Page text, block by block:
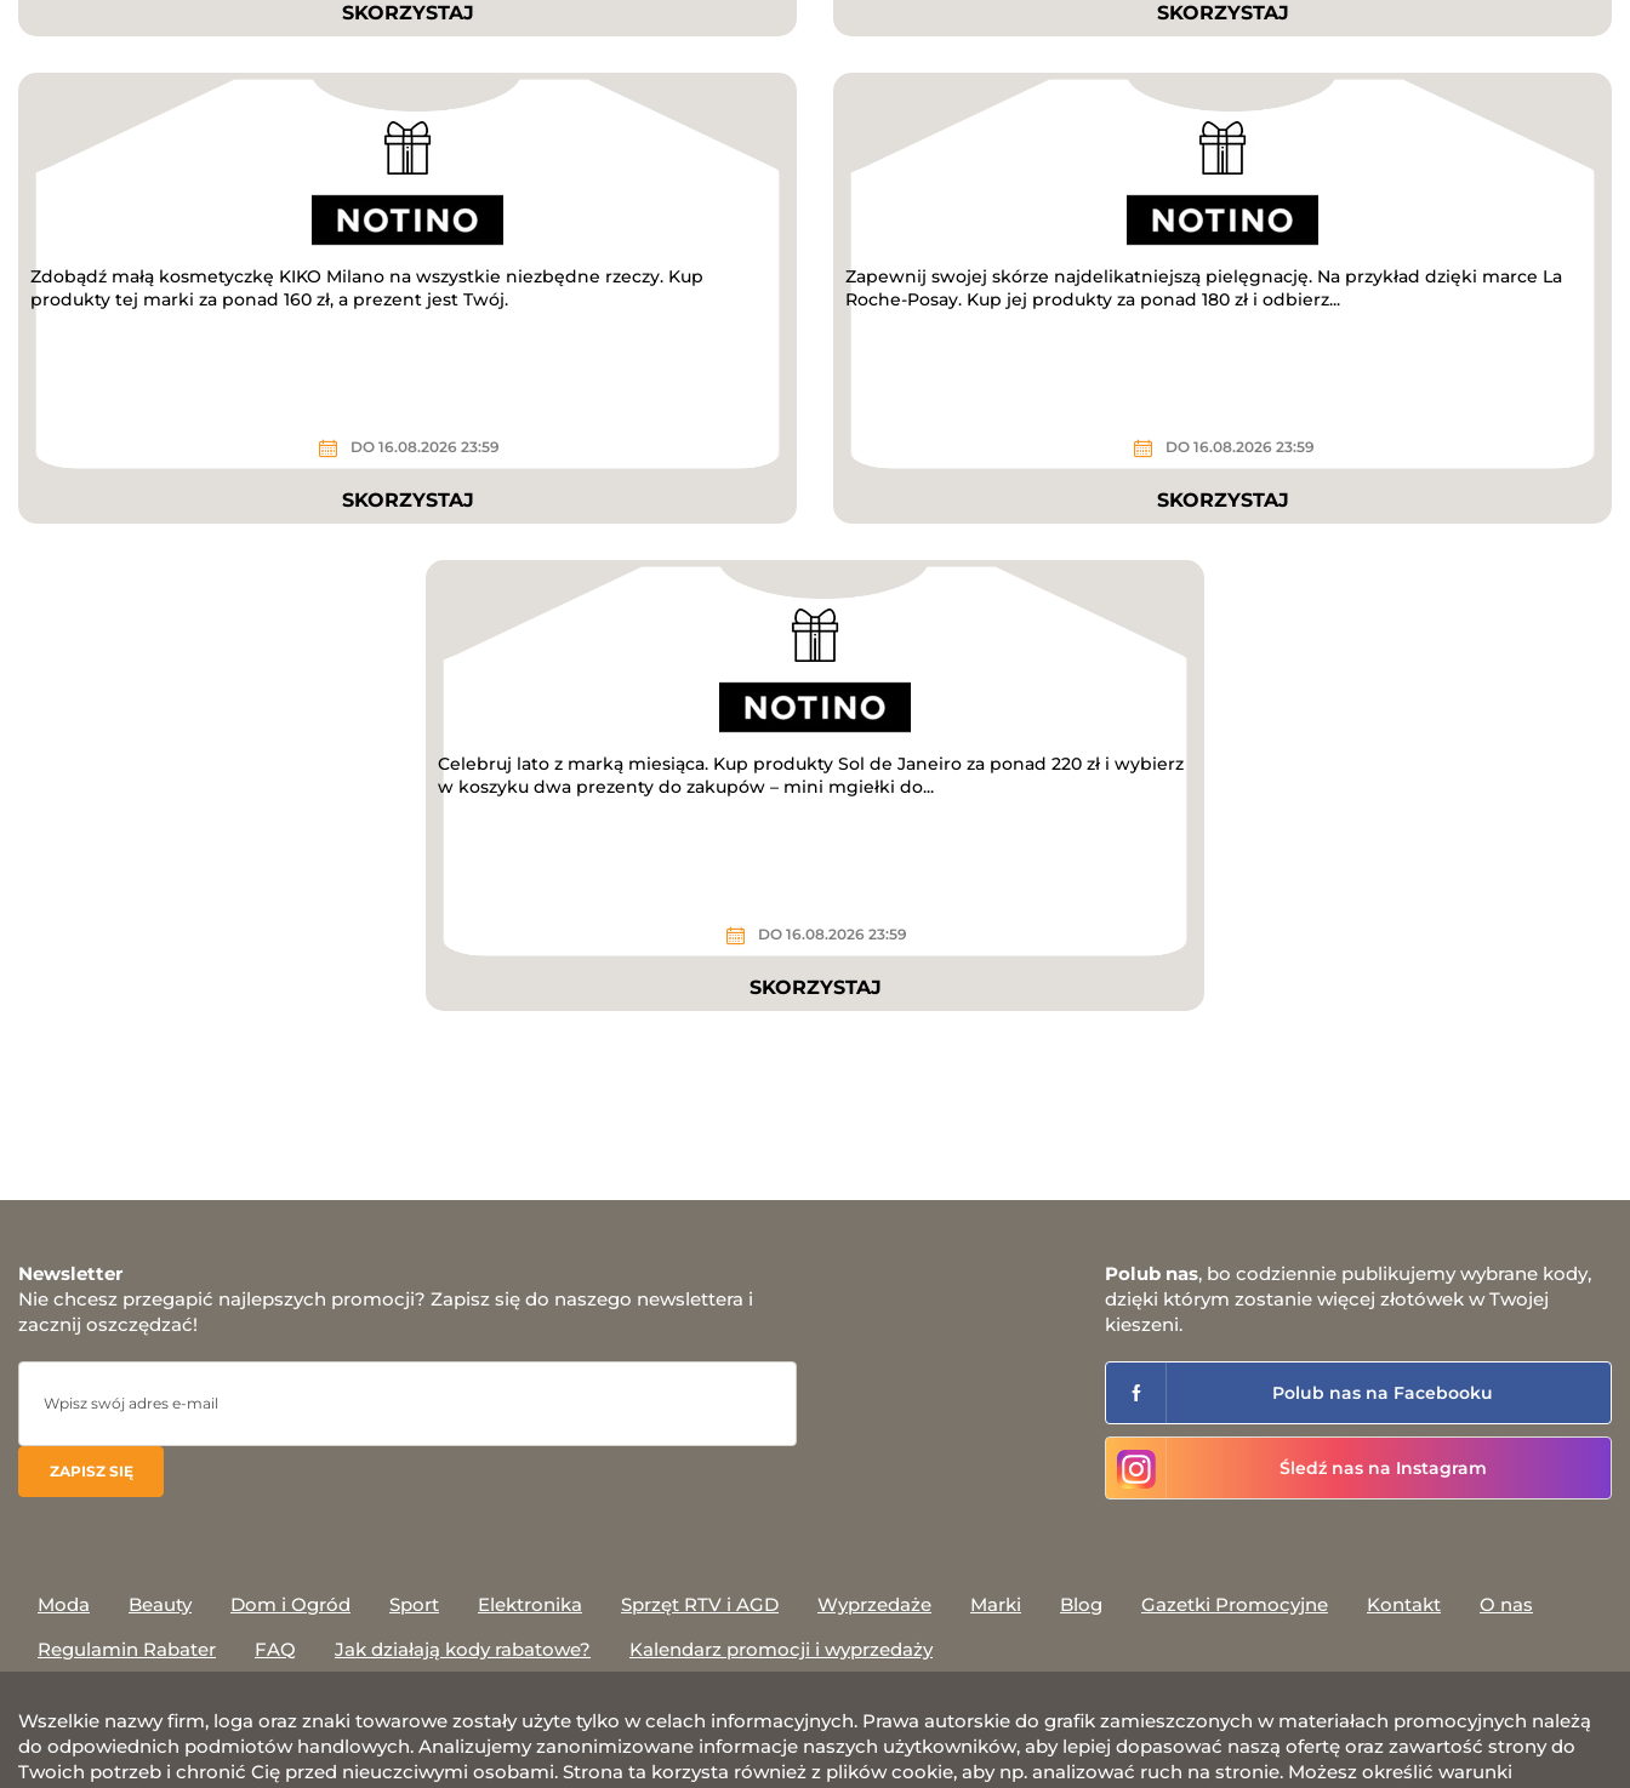
SKORZYSTAJ SKORZYSTAJ
Zdobądź małą kosmetyczkę KIKO Milano na wszystkie niezbędne rzeczy. Kup
produkty tej marki za ponad 160 zł, a prezent jest Twój.
DO 16.08.2026 23:59
SKORZYSTAJ
Zapewnij swojej skórze najdelikatniejszą pielęgnację. Na przykład dzięki marce La
Roche-Posay. Kup jej produkty za ponad 180 zł i odbierz...
DO 16.08.2026 23:59
SKORZYSTAJ
Celebruj lato z marką miesiąca. Kup produkty Sol de Janeiro za ponad 220 zł i wybierz
w koszyku dwa prezenty do zakupów – mini mgiełki do...
DO 16.08.2026 23:59
SKORZYSTAJ
Newsletter
Nie chcesz przegapić najlepszych promocji? Zapisz się do naszego newslettera i
zacznij oszczędzać!
Polub nas, bo codziennie publikujemy wybrane kody,
dzięki którym zostanie więcej złotówek w Twojej
kieszeni.
Polub nas na Facebooku
Śledź nas na Instagram
Moda Beauty Dom i Ogród Sport Elektronika Sprzęt RTV i AGD Wyprzedaże Marki Blog Gazetki Promocyjne Kontakt
O nas
Regulamin Rabater
FAQ Jak działają kody rabatowe? Kalendarz promocji i wyprzedaży
Wszelkie nazwy firm, loga oraz znaki towarowe zostały użyte tylko w celach informacyjnych. Prawa autorskie do grafik zamieszczonych w materiałach promocyjnych należą
do odpowiednich podmiotów handlowych. Analizujemy zanonimizowane informacje naszych użytkowników, aby lepiej dopasować naszą ofertę oraz zawartość strony do
Twoich potrzeb i chronić Cię przed nieuczciwymi osobami. Strona ta korzysta również z plików cookie, aby np. analizować ruch na stronie. Możesz określić warunki